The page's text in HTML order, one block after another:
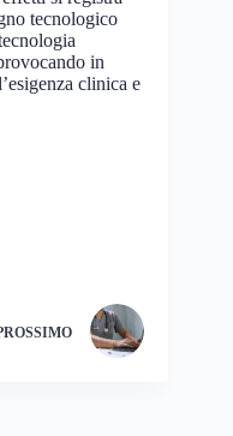
tecnologico
in
clinica e